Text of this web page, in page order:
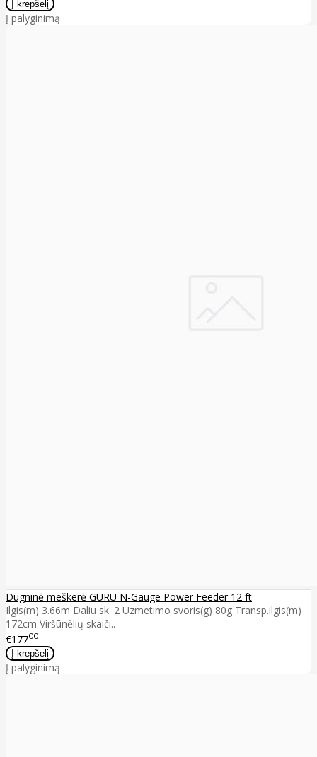
Į palyginimą
Dugninė meškerė GURU N-Gauge Power Feeder 12 ft
Ilgis(m) 3.66m Daliu sk. 2 Uzmetimo svoris(g) 80g Transp.ilgis(m)
172cm Viršūnėlių skaiči..
€17700
Į palyginimą